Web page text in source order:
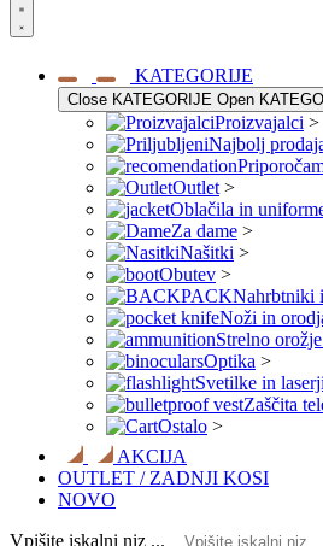
KATEGORIJE
Close KATEGORIJE Open
Proizvajalci >
Najbolj
Outlet >
Oblačila in
Za dame >
Našitki >
Obutev >
Nahrbtniki
Noži in
Strelno
Optika >
Svetilke in laserji
Zaščita
Ostalo >
AKCIJA
OUTLET / ZADNJI KOSI
NOVO
Vpišite iskalni niz ...